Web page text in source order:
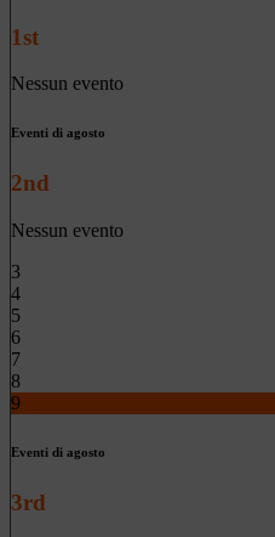
1st
Nessun evento
Eventi di agosto
2nd
Nessun evento
3
4
5
6
7
8
9
Eventi di agosto
3rd